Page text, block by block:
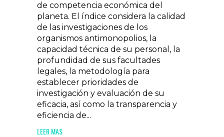
de competencia económica del
planeta. El índice considera la calidad
de las investigaciones de los
organismos antimonopolios, la
capacidad técnica de su personal, la
profundidad de sus facultades
legales, la metodología para
establecer prioridades de
investigación y evaluación de su
eficacia, así como la transparencia y
eficiencia de...
LEER MAS